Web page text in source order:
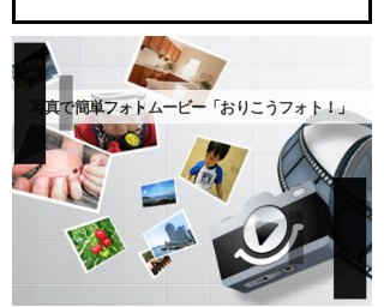
写真で簡単フォトムービー「おりこうフォト！」